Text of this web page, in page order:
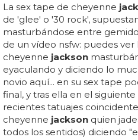
La sex tape de cheyenne
de 'glee' o '30 rock',
masturbándose entre
de un vídeo nsfw: puedes ver
cheyenne jackson
eyaculando y diciendo lo
novio aquí... en su sex tape
final, y tras ella en el
recientes tatuajes
cheyenne jackson quien
todos los sentidos) diciendo